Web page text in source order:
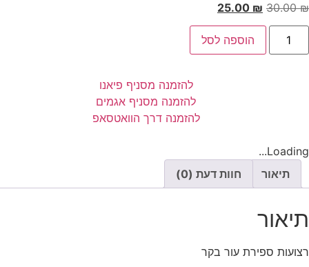
30.00₪
25.00 ₪
הוספה לסל
להזמנה מסניף פיאנו
להזמנה מסניף אגמים
להזמנה דרך הוואטסאפ
Loading...
תיאור
חוות דעת (0)
תיאור
רצועות ספירת עור בקר